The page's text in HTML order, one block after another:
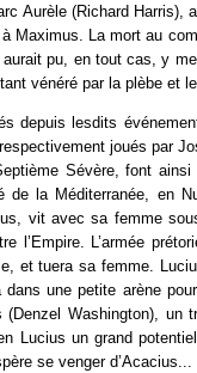
Aurèle (Richard Harris),
Maximus. La mort au
pu, en tout cas, y
vénéré par la plèbe et
depuis lesdits
joués par
Sévère, font
de la Méditerranée, en
vit avec sa femme
l’Empire. L’armée
et tuera sa femme.
une petite arène
(Denzel Washington), un
Lucius un grand
se venger d’Acacius...